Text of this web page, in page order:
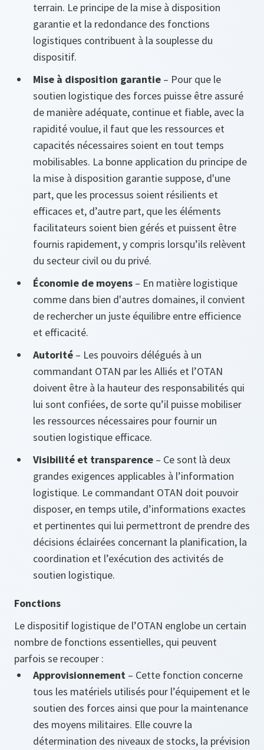
terrain. Le principe de la mise à disposition
garantie et la redondance des fonctions
logistiques contribuent à la souplesse du
dispositif.
Mise à disposition garantie – Pour que le
soutien logistique des forces puisse être assuré
de manière adéquate, continue et fiable, avec la
rapidité voulue, il faut que les ressources et
capacités nécessaires soient en tout temps
mobilisables. La bonne application du principe de
la mise à disposition garantie suppose, d'une
part, que les processus soient résilients et
efficaces et, d’autre part, que les éléments
facilitateurs soient bien gérés et puissent être
fournis rapidement, y compris lorsqu’ils relèvent
du secteur civil ou du privé.
Économie de moyens – En matière logistique
comme dans bien d'autres domaines, il convient
de rechercher un juste équilibre entre efficience
et efficacité.
Autorité – Les pouvoirs délégués à un
commandant OTAN par les Alliés et l’OTAN
doivent être à la hauteur des responsabilités qui
lui sont confiées, de sorte qu’il puisse mobiliser
les ressources nécessaires pour fournir un
soutien logistique efficace.
Visibilité et transparence – Ce sont là deux
grandes exigences applicables à l’information
logistique. Le commandant OTAN doit pouvoir
disposer, en temps utile, d’informations exactes
et pertinentes qui lui permettront de prendre des
décisions éclairées concernant la planification, la
coordination et l’exécution des activités de
soutien logistique.
Fonctions
Le dispositif logistique de l’OTAN englobe un certain
nombre de fonctions essentielles, qui peuvent
parfois se recouper :
Approvisionnement – Cette fonction concerne
tous les matériels utilisés pour l’équipement et le
soutien des forces ainsi que pour la maintenance
des moyens militaires. Elle couvre la
détermination des niveaux de stocks, la prévision